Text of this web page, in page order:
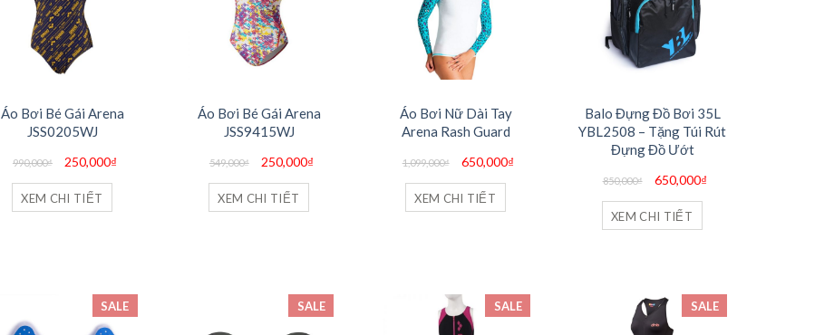
Áo Bơi Bé Gái Arena
JSS0205WJ
990,000₫
Giá
gốc
là:
990,000₫.
250,000₫Giá
hiện
XEM CHI TIẾT
Áo Bơi Bé Gái Arena
JSS9415WJ
549,000₫
Giá
gốc
là:
549,000₫.
250,000₫Giá
hiện
XEM CHI TIẾT
Áo Bơi Nữ Dài Tay
Arena Rash Guard
1,099,000₫
Giá
gốc
là:
1,099,000₫.
650,000₫Giá
hiện
XEM CHI TIẾT
Balo Đựng Đồ Bơi 35L
YBL2508 – Tặng Túi Rút
Đựng Đồ Ướt
850,000₫
Giá
gốc
là:
850,000₫.
650,000₫Giá
hiện
XEM CHI TIẾT
SALE SALE SALE SALE